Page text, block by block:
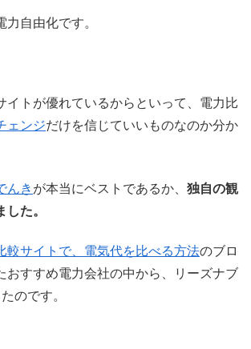
力自由化です。
イトが優れているからといって、電力比
ェンジだけを信じていいものなのか分か
んき が本当にベストであるか、 独自の観
た。
較サイトで、電気代を比べる方法のブロ
おすすめ電力会社の中から、リーズナブ
のです。